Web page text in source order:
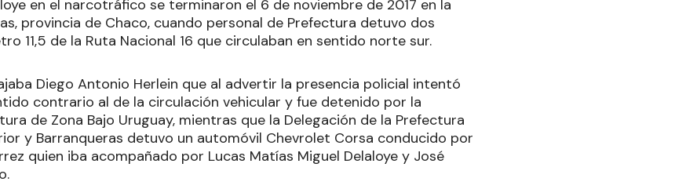
en el narcotráfico se terminaron el 6 de noviembre de 2017 en la
provincia de Chaco, cuando personal de Prefectura detuvo dos
11,5 de la Ruta Nacional 16 que circulaban en sentido norte sur.
Diego Antonio Herlein que al advertir la presencia policial intentó
contrario al de la circulación vehicular y fue detenido por la
de Zona Bajo Uruguay, mientras que la Delegación de la Prefectura
y Barranqueras detuvo un automóvil Chevrolet Corsa conducido por
quien iba acompañado por Lucas Matías Miguel Delaloye y José